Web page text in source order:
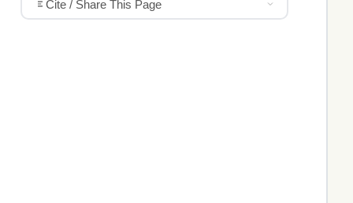
Cite / Share This Page